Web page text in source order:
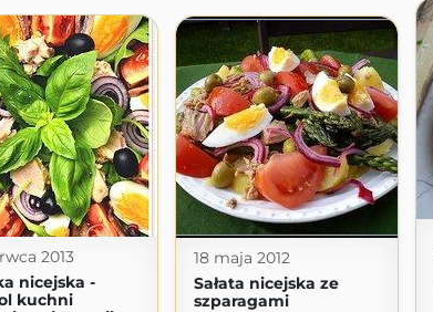
2013
nicejska -
kuchni
18 maja 2012
Sałata nicejska ze
szparagami